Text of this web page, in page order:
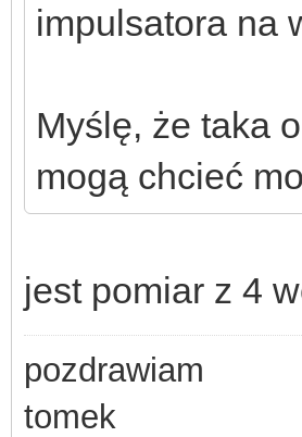
impulsatora na
Myślę, że taka
mogą chcieć
jest pomiar z 4
pozdrawiam
tomek